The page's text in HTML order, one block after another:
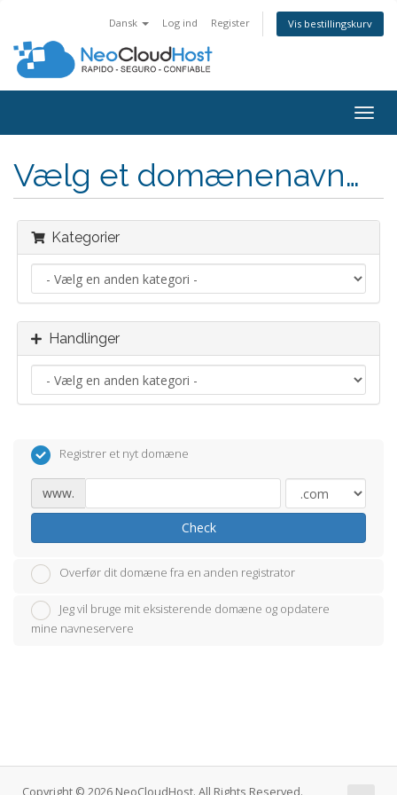
Dansk Log ind Register Vis bestillingskurv
Vælg et domænenavn…
Kategorier
Handlinger
Registrer et nyt domæne
www.
Check
Overfør dit domæne fra en anden registrator
Jeg vil bruge mit eksisterende domæne og opdatere
mine navneservere
Copyright © 2026 NeoCloudHost. All Rights Reserved.